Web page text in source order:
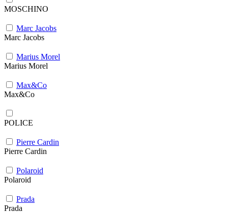
MOSCHINO
Marc Jacobs
Marc Jacobs
Marius Morel
Marius Morel
Max&Co
Max&Co
POLICE
Pierre Cardin
Pierre Cardin
Polaroid
Polaroid
Prada
Prada